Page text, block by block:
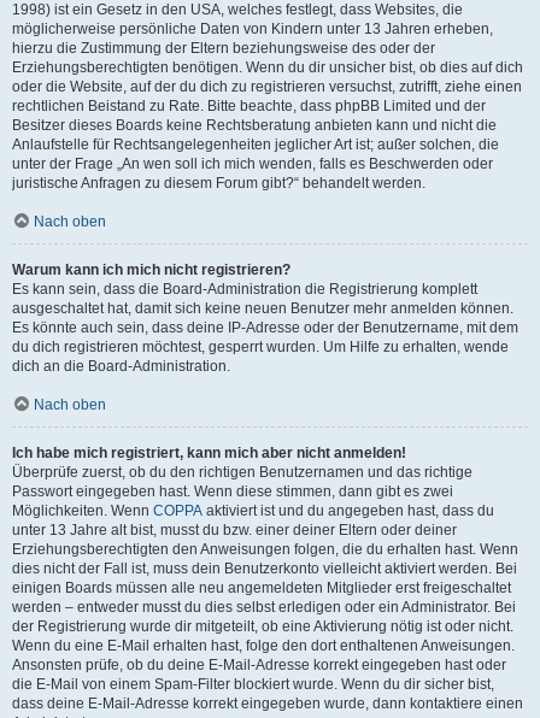
1998) ist ein Gesetz in den USA, welches festlegt, dass Websites, die
möglicherweise persönliche Daten von Kindern unter 13 Jahren erheben,
hierzu die Zustimmung der Eltern beziehungsweise des oder der
Erziehungsberechtigten benötigen. Wenn du dir unsicher bist, ob dies auf dich
oder die Website, auf der du dich zu registrieren versuchst, zutrifft, ziehe einen
rechtlichen Beistand zu Rate. Bitte beachte, dass phpBB Limited und der
Besitzer dieses Boards keine Rechtsberatung anbieten kann und nicht die
Anlaufstelle für Rechtsangelegenheiten jeglicher Art ist; außer solchen, die
unter der Frage „An wen soll ich mich wenden, falls es Beschwerden oder
juristische Anfragen zu diesem Forum gibt?“ behandelt werden.
Nach oben
Warum kann ich mich nicht registrieren?
Es kann sein, dass die Board-Administration die Registrierung komplett
ausgeschaltet hat, damit sich keine neuen Benutzer mehr anmelden können.
Es könnte auch sein, dass deine IP-Adresse oder der Benutzername, mit dem
du dich registrieren möchtest, gesperrt wurden. Um Hilfe zu erhalten, wende
dich an die Board-Administration.
Nach oben
Ich habe mich registriert, kann mich aber nicht anmelden!
Überprüfe zuerst, ob du den richtigen Benutzernamen und das richtige
Passwort eingegeben hast. Wenn diese stimmen, dann gibt es zwei
Möglichkeiten. Wenn COPPA aktiviert ist und du angegeben hast, dass du
unter 13 Jahre alt bist, musst du bzw. einer deiner Eltern oder deiner
Erziehungsberechtigten den Anweisungen folgen, die du erhalten hast. Wenn
dies nicht der Fall ist, muss dein Benutzerkonto vielleicht aktiviert werden. Bei
einigen Boards müssen alle neu angemeldeten Mitglieder erst freigeschaltet
werden – entweder musst du dies selbst erledigen oder ein Administrator. Bei
der Registrierung wurde dir mitgeteilt, ob eine Aktivierung nötig ist oder nicht.
Wenn du eine E-Mail erhalten hast, folge den dort enthaltenen Anweisungen.
Ansonsten prüfe, ob du deine E-Mail-Adresse korrekt eingegeben hast oder
die E-Mail von einem Spam-Filter blockiert wurde. Wenn du dir sicher bist,
dass deine E-Mail-Adresse korrekt eingegeben wurde, dann kontaktiere einen